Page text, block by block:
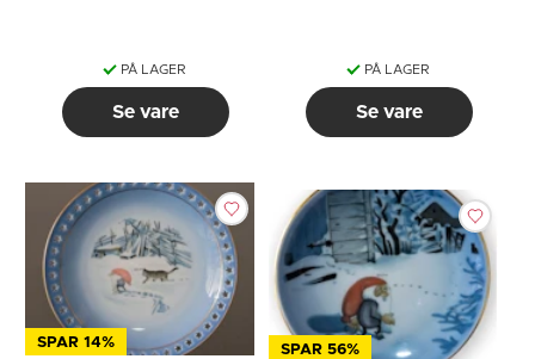
PÅ LAGER
Se vare
PÅ LAGER
Se vare
SPAR 14% SPAR 56%